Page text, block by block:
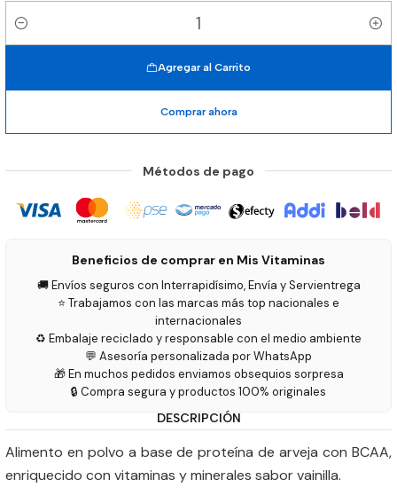
Cantidad
Agregar al Carrito
Comprar ahora
Métodos de pago
Beneficios de comprar en Mis Vitaminas
🚚 Envíos seguros con Interrapidísimo, Envía y Servientrega
⭐ Trabajamos con las marcas más top nacionales e
internacionales
♻️ Embalaje reciclado y responsable con el medio ambiente
💬 Asesoría personalizada por WhatsApp
🎁 En muchos pedidos enviamos obsequios sorpresa
🔒 Compra segura y productos 100% originales
DESCRIPCIÓN
Alimento en polvo a base de proteína de arveja con BCAA,
enriquecido con vitaminas y minerales sabor vainilla.